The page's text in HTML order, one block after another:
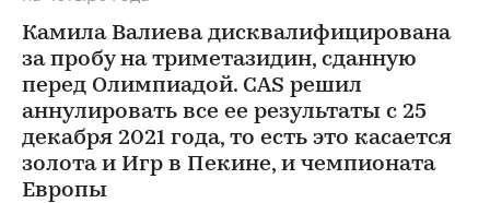
Камила Валиева дисквалифицирована
за пробу на триметазидин, сданную
перед Олимпиадой. CAS решил
аннулировать все ее результаты с 25
декабря 2021 года, то есть это касается
золота и Игр в Пекине, и чемпионата
Европы